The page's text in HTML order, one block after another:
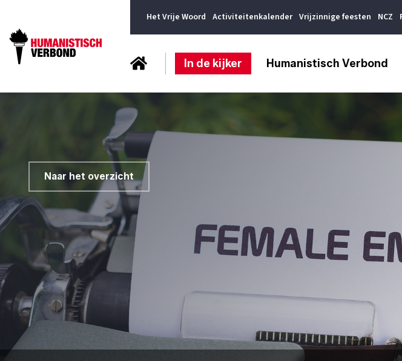
Het Vrije Woord Activiteitenkalender Vrijzinnige feesten NCZ
In de kijker Humanistisch Verbond
Naar het overzicht